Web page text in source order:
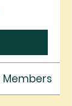
Members